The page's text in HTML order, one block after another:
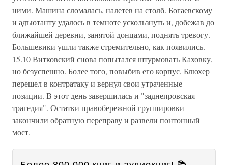
ними. Машина сломалась, налетев на столб. Богаевскому
и адъютанту удалось в темноте ускользнуть и, добежав до
ближайшей деревни, занятой донцами, поднять тревогу.
Большевики ушли также стремительно, как появились.
15.10 Витковский снова попытался штурмовать Каховку,
но безуспешно. Более того, повыбив его корпус, Блюхер
перешел в контратаку и вернул свои утраченные
позиции. В этот день завершилась и "заднепровская
трагедия". Остатки правобережной группировки
закончили обратную переправу и развели понтонный
мост.